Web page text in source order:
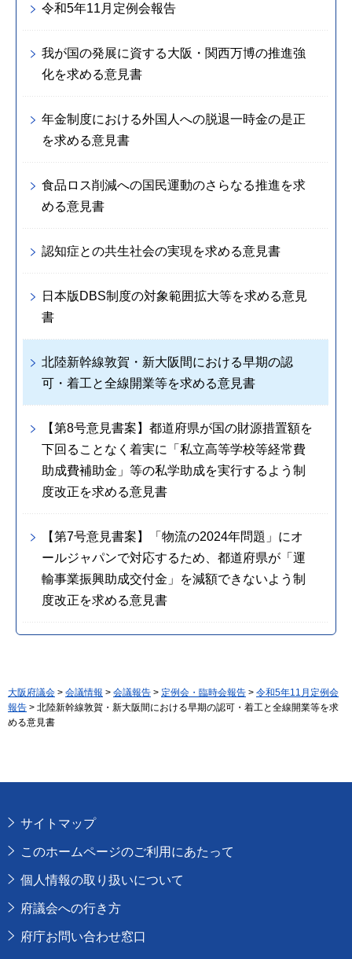
令和5年11月定例会報告
我が国の発展に資する大阪・関西万博の推進強
化を求める意見書
年金制度における外国人への脱退一時金の是正
を求める意見書
食品ロス削減への国民運動のさらなる推進を求
める意見書
認知症との共生社会の実現を求める意見書
日本版DBS制度の対象範囲拡大等を求める意見
書
北陸新幹線敦賀・新大阪間における早期の認
可・着工と全線開業等を求める意見書
【第8号意見書案】都道府県が国の財源措置額を
下回ることなく着実に「私立高等学校等経常費
助成費補助金」等の私学助成を実行するよう制
度改正を求める意見書
【第7号意見書案】「物流の2024年問題」にオ
ールジャパンで対応するため、都道府県が「運
輸事業振興助成交付金」を減額できないよう制
度改正を求める意見書
大阪府議会 > 会議情報 > 会議報告 > 定例会・臨時会報告 > 令和5年11月定例会
報告 > 北陸新幹線敦賀・新大阪間における早期の認可・着工と全線開業等を求
める意見書
サイトマップ
このホームページのご利用にあたって
個人情報の取り扱いについて
府議会への行き方
府庁お問い合わせ窓口